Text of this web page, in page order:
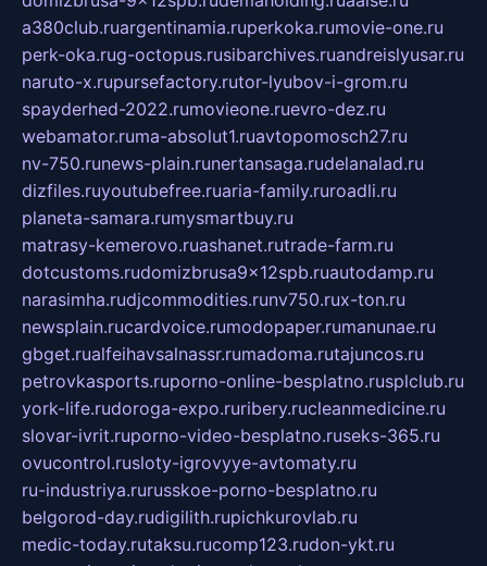
a380club.ruargentinamia.ruperkoka.rumovie-one.ru
perk-oka.rug-octopus.rusibarchives.ruandreislyusar.ru
naruto-x.rupursefactory.rutor-lyubov-i-grom.ru
spayderhed-2022.rumovieone.ruevro-dez.ru
webamator.ruma-absolut1.ruavtopomosch27.ru
nv-750.runews-plain.runertansaga.rudelanalad.ru
dizfiles.ruyoutubefree.ruaria-family.ruroadli.ru
planeta-samara.rumysmartbuy.ru
matrasy-kemerovo.ruashanet.rutrade-farm.ru
dotcustoms.rudomizbrusa9x12spb.ruautodamp.ru
narasimha.rudjcommodities.runv750.rux-ton.ru
newsplain.rucardvoice.rumodopaper.rumanunae.ru
gbget.rualfeihavsalnassr.rumadoma.rutajuncos.ru
petrovkasports.ruporno-online-besplatno.rusplclub.ru
york-life.rudoroga-expo.ruribery.rucleanmedicine.ru
slovar-ivrit.ruporno-video-besplatno.ruseks-365.ru
ovucontrol.rusloty-igrovyye-avtomaty.ru
ru-industriya.rurusskoe-porno-besplatno.ru
belgorod-day.rudigilith.rupichkurovlab.ru
medic-today.rutaksu.rucomp123.rudon-ykt.ru